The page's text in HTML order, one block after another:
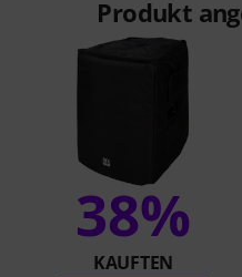
Produkt
38%
KAUFTEN